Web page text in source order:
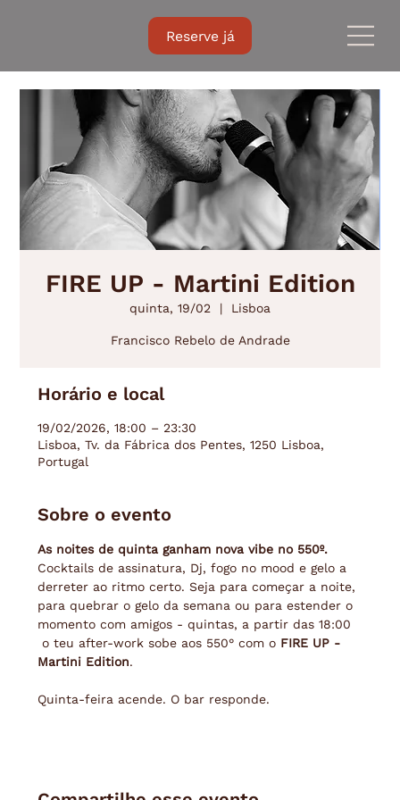
Reserve já
FIRE UP - Martini Edition
quinta, 19/02
  |
Lisboa
Francisco Rebelo de Andrade
Horário e local
19/02/2026, 18:00 – 23:30
Lisboa, Tv. da Fábrica dos Pentes, 1250 Lisboa,
Portugal
Sobre o evento
As noites de quinta ganham nova vibe no 550º.
Cocktails de assinatura, Dj, fogo no mood e gelo a
derreter ao ritmo certo. Seja para começar a noite,
para quebrar o gelo da semana ou para estender o
momento com amigos - quintas, a partir das 18:00
o teu after-work sobe aos 550° com o FIRE UP -
Martini Edition.
Quinta-feira acende. O bar responde.